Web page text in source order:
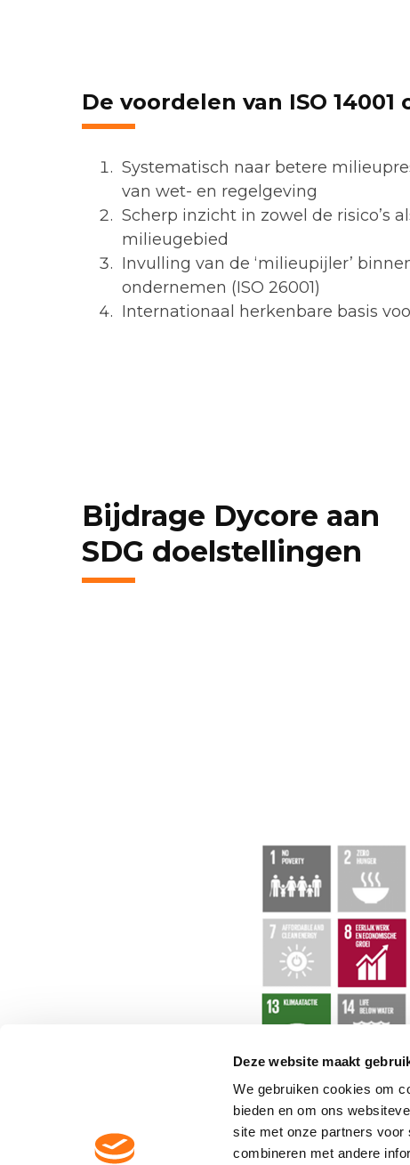
Deze website maakt
We gebruiken cookies om
bieden en om ons
site met onze partners voor
combineren met andere
De voordelen van ISO
Systematisch naar betere
van wet- en regelgeving
Scherp inzicht in zowel de risico’s
milieugebied
Invulling van de ‘milieupijler’
ondernemen (ISO 26001)
Internationaal herkenbare basis
Bijdrage Dycore aan
SDG doelstellingen
Contactgegevens Dycore